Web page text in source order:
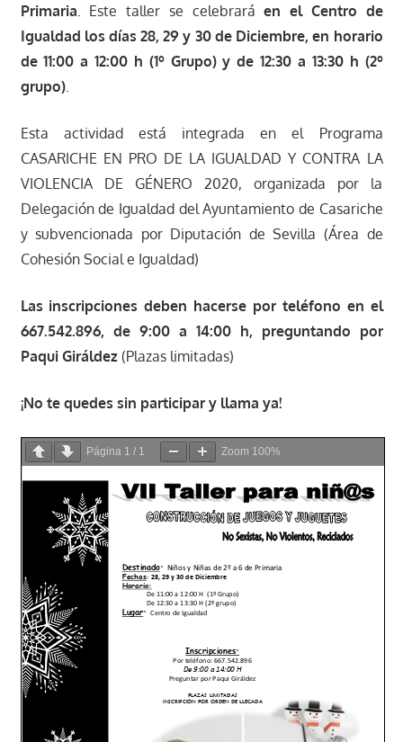
Primaria . Este taller se celebraráen el Centro de
Igualdad los días 28, 29 y 30 de Diciembre, en horario
de 11:00 a 12:00 h (1º Grupo) y de 12:30 a 13:30 h (2º
grupo).
Esta actividad está integrada en el Programa
CASARICHE EN PRO DE LA IGUALDAD Y CONTRA LA
VIOLENCIA DE GÉNERO 2020, organizada por la
Delegación de Igualdad del Ayuntamiento de Casariche
y subvencionada por Diputación de Sevilla (Área de
Cohesión Social e Igualdad)
Las inscripciones deben hacerse por teléfono en el
667.542.896, de 9:00 a 14:00 h, preguntando por
Paqui Giráldez(Plazas limitadas)
¡No te quedes sin participar y llama ya!
Página 1 / 1 Zoom 100%